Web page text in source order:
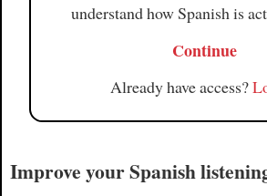
understand how Spanish is
Continue
Already have access?
Improve your Spanish